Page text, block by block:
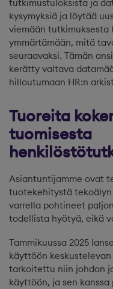
tutkimustuloksista ja
kysymyksiä ja löytää
viemään
ymmärtämään, mitä
seuraavaksi. Tämän
kerätty valtava
hilloutumaan HR:n
Tuoreita
tuomisesta
Asiantuntijamme ovat
tuotekehitystä tekoälyn
varrella pohtineet
todellista hyötyä, eikä
Tammikuussa 2025
käyttöön keskustelevan
tarkoitettu niin johdon
käyttöön, ja sen